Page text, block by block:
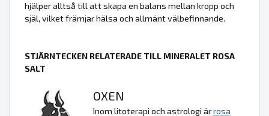
hjälper alltså till att skapa en balans mellan kropp och
själ, vilket främjar hälsa och allmänt välbefinnande.
STJÄRNTECKEN RELATERADE TILL MINERALET ROSA
SALT
OXEN
Inom litoterapi och astrologi ärrosa